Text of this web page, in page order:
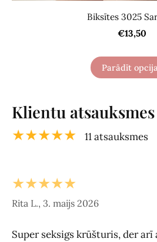
Biksītes 3025
€13,50
Parādīt
Klientu atsauksmes
★★★★★ 11 atsauksmes
★★★★★
Rita L., 3. maijs 2026
Super seksigs krūšturis, der arī